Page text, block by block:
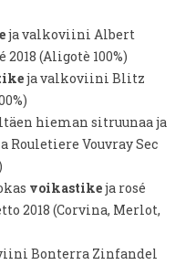
ja valkoviini Albert
(Aligotè 100%)
ja valkoviini Blitz
hieman sitruunaa ja
Vouvray Sec
voikastikeja rosé
2018 (Corvina, Merlot,
Bonterra Zinfandel